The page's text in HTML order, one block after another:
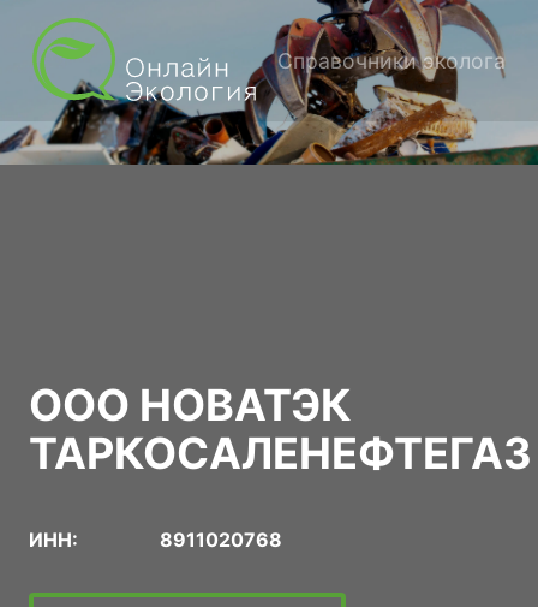
Справочники эколога
ООО НОВАТЭК
ТАРКОСАЛЕНЕФТЕГАЗ
ИНН: 8911020768